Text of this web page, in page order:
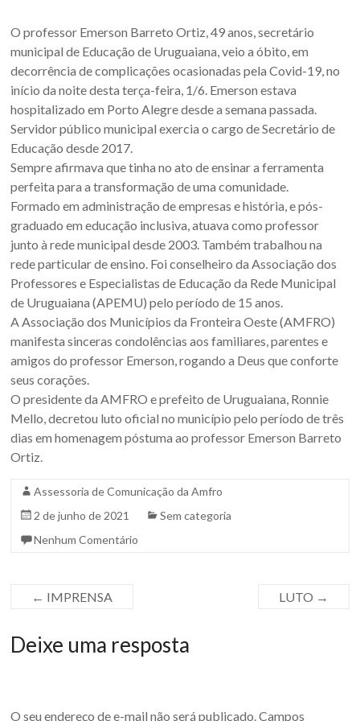
O professor Emerson Barreto Ortiz, 49 anos, secretário
municipal de Educação de Uruguaiana, veio a óbito, em
decorrência de complicações ocasionadas pela Covid-19, no
início da noite desta terça-feira, 1/6. Emerson estava
hospitalizado em Porto Alegre desde a semana passada.
Servidor público municipal exercia o cargo de Secretário de
Educação desde 2017.
Sempre afirmava que tinha no ato de ensinar a ferramenta
perfeita para a transformação de uma comunidade.
Formado em administração de empresas e história, e pós-
graduado em educação inclusiva, atuava como professor
junto à rede municipal desde 2003. Também trabalhou na
rede particular de ensino. Foi conselheiro da Associação dos
Professores e Especialistas de Educação da Rede Municipal
de Uruguaiana (APEMU) pelo período de 15 anos.
A Associação dos Municípios da Fronteira Oeste (AMFRO)
manifesta sinceras condolências aos familiares, parentes e
amigos do professor Emerson, rogando a Deus que conforte
seus corações.
O presidente da AMFRO e prefeito de Uruguaiana, Ronnie
Mello, decretou luto oficial no município pelo período de três
dias em homenagem póstuma ao professor Emerson Barreto
Ortiz.
Assessoria de Comunicação da Amfro
2 de junho de 2021
Sem categoria
Nenhum Comentário
← IMPRENSA LUTO →
Deixe uma resposta
O seu endereço de e-mail não será publicado. Campos